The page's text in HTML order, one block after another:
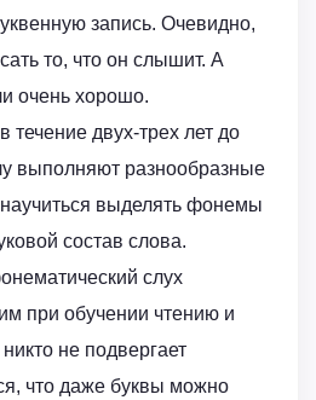
запись. Очевидно,
то, что он слышит. А
очень хорошо.
двух-трех лет до
выполняют разнообразные
выделять фонемы
состав слова.
слух
при обучении чтению и
не подвергает
что даже буквы можно